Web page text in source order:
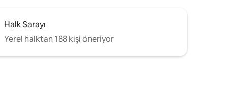
Halk Sarayı
Yerel halktan 188 kişi öneriyor